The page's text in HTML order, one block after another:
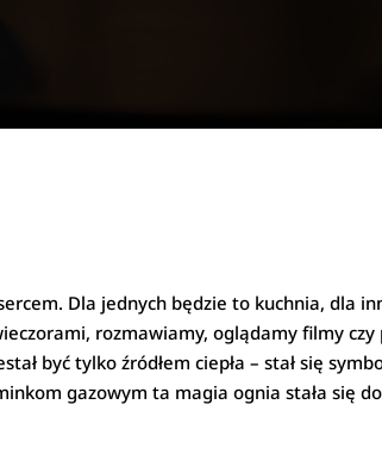
Dla jednych będzie to kuchnia, dla
rozmawiamy, oglądamy filmy czy
być tylko źródłem ciepła – stał się
gazowym ta magia ognia stała się